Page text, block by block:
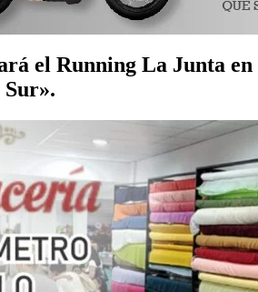
el Running La Junta
Sur».